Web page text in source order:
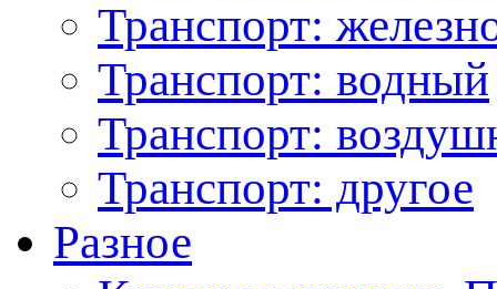
Транспорт:
Транспорт: водный
Транспорт:
Транспорт: другое
Разное